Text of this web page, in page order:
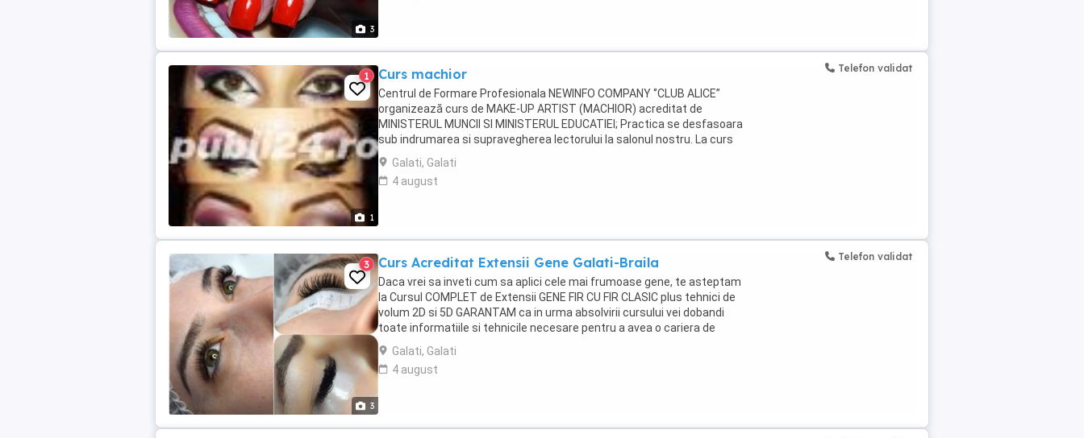
3
1
1 Curs machior
Centrul de Formare Profesionala NEWINFO COMPANY ‘’CLUB ALICE’’
organizează curs de MAKE-UP ARTIST (MACHIOR) acreditat de
MINISTERUL MUNCII SI MINISTERUL EDUCATIEI; Practica se desfasoara
sub indrumarea si supravegherea lectorului la salonul nostru. La curs
veti invata notiuni de teoretie cat si de ...
Galati, Galati
4 august
Telefon validat
3
3 Curs Acreditat Extensii Gene Galati-Braila
Daca vrei sa inveti cum sa aplici cele mai frumoase gene, te asteptam
la Cursul COMPLET de Extensii GENE FIR CU FIR CLASIC plus tehnici de
volum 2D si 5D GARANTAM ca in urma absolvirii cursului vei dobandi
toate informatiile si tehnicile necesare pentru a avea o cariera de
succes in acest domeniu! Vei ...
Galati, Galati
4 august
Telefon validat